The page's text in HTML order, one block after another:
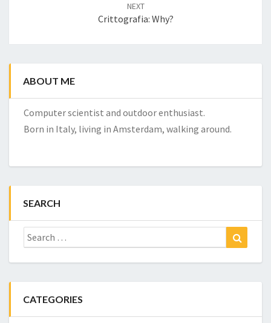
NEXT
Crittografia: Why?
ABOUT ME
Computer scientist and outdoor enthusiast.
Born in Italy, living in Amsterdam, walking around.
SEARCH
Search
for:
CATEGORIES